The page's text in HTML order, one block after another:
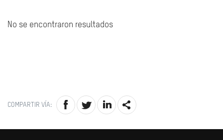
No se encontraron resultados
COMPARTIR VÍA: